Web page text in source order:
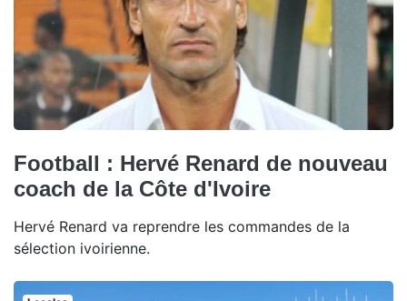
Football : Hervé Renard de nouveau
coach de la Côte d'Ivoire
Hervé Renard va reprendre les commandes de la
sélection ivoirienne.